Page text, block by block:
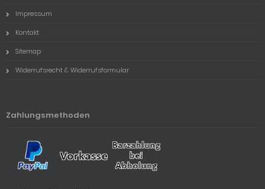
Impressum
Kontakt
Sitemap
Widerrufsrecht & Widerrufsformular
Zahlungsmethoden